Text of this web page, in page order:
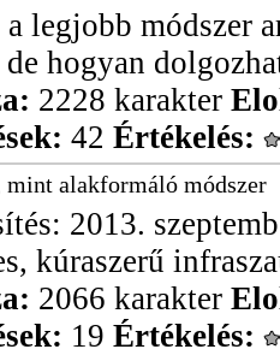
legjobb módszer
hogyan
2228 karakter
42 Értékelés:
mint alakformáló módszer
2013.
kúraszerű
2066 karakter
19 Értékelés: